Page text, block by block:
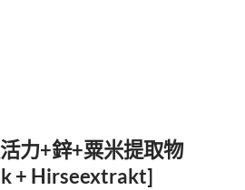
力+鋅+粟米提取物
+ Hirseextrakt]